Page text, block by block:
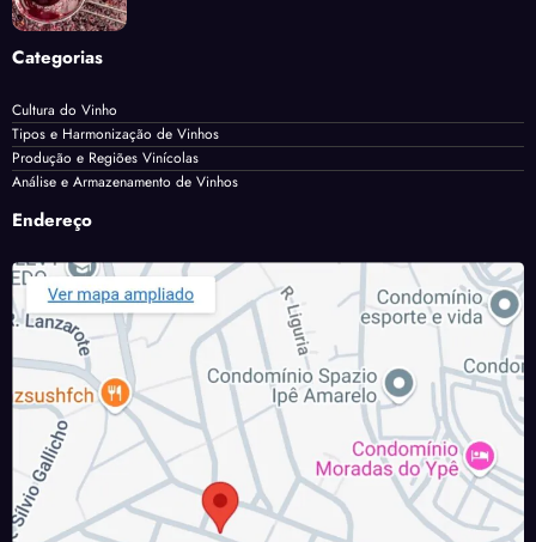
Categorias
Cultura do Vinho
Tipos e Harmonização de Vinhos
Produção e Regiões Vinícolas
Análise e Armazenamento de Vinhos
Endereço